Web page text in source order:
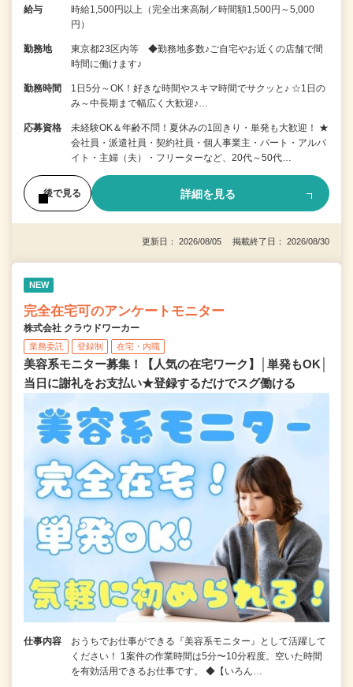
給与
時給1,500円以上（完全出来高制／時間額1,500円～5,000
円）
勤務地
東京都23区内等 ◆勤務地多数♪ご自宅やお近くの店舗で間
時間に働けます♪
勤務時間
1日5分～OK！好きな時間やスキマ時間でサクッと♪ ☆1日の
み～中長期まで幅広く大歓迎♪…
応募資格
未経験OK＆年齢不問！夏休みの1回きり・単発も大歓迎！ ★
会社員・派遣社員・契約社員・個人事業主・パート・アルバ
イト・主婦（夫）・フリーターなど、20代～50代…
後で見る 詳細を見る
更新日： 2026/08/05 掲載終了日： 2026/08/30
NEW
完全在宅可のアンケートモニター
株式会社 クラウドワーカー
業務委託 登録制 在宅・内職
美容系モニター募集！【人気の在宅ワーク】│単発もOK│
当日に謝礼をお支払い★登録するだけでスグ働ける
仕事内容
おうちでお仕事ができる『美容系モニター』として活躍して
ください！ 1案件の作業時間は5分〜10分程度。空いた時間
を有効活用できるお仕事です。 ◆【いろん…